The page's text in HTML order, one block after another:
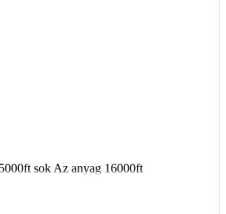
sok Az anyag 16000ft